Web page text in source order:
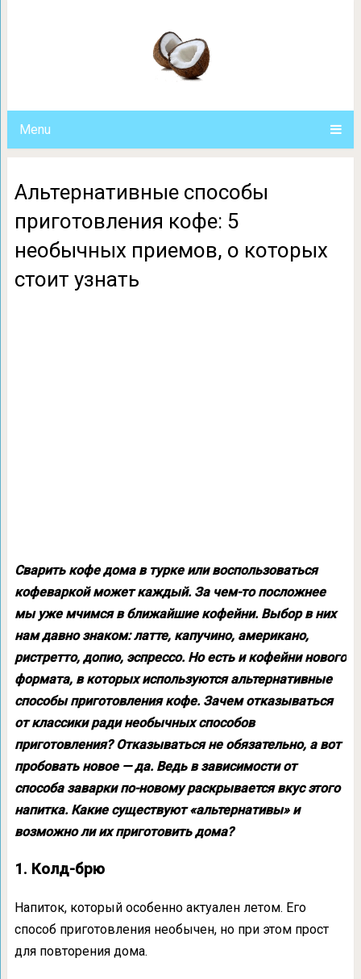
Menu
приемов, о которых
Альтернативные способы
приготовления кофе: 5
необычных приемов, о которых
стоит узнать
Сварить кофе дома в турке или воспользоваться
кофеваркой может каждый. За чем-то посложнее
мы уже мчимся в ближайшие кофейни. Выбор в них
нам давно знаком: латте, капучино, американо,
ристретто, допио, эспрессо. Но есть и кофейни нового
формата, в которых используются альтернативные
способы приготовления кофе. Зачем отказываться
от классики ради необычных способов
приготовления? Отказываться не обязательно, а вот
пробовать новое — да. Ведь в зависимости от
способа заварки по-новому раскрывается вкус этого
напитка. Какие существуют «альтернативы» и
возможно ли их приготовить дома?
1. Колд-брю
Напиток, который особенно актуален летом. Его
способ приготовления необычен, но при этом прост
для повторения дома.